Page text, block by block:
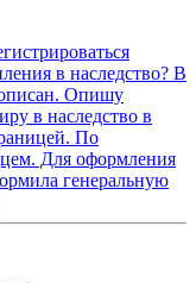
в наследство? В
Опишу
в наследство в
По
Для оформления
генеральную